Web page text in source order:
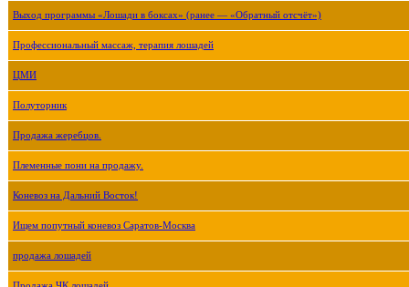
Выход программы «Лошади в боксах» (ранее — «Обратный отсчёт»)
Профессиональный массаж, терапия лошадей
ЦМИ
Полуторник
Продажа жеребцов.
Племенные пони на продажу.
Коневоз на Дальний Восток!
Ищем попутный коневоз Саратов-Москва
продажа лошадей